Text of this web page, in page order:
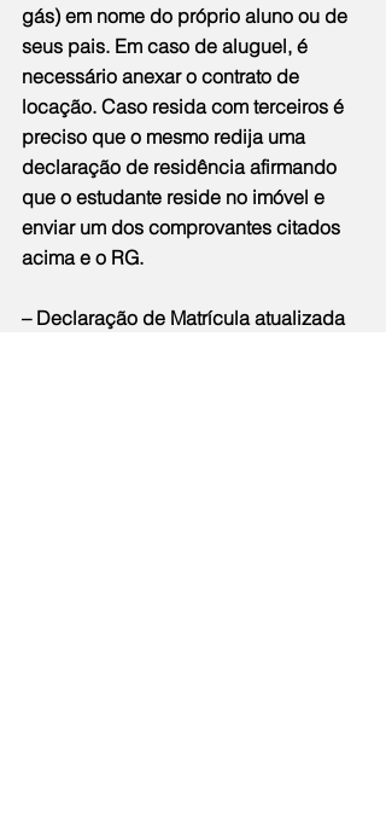
gás) em nome do próprio aluno ou de
seus pais. Em caso de aluguel, é
necessário anexar o contrato de
locação. Caso resida com terceiros é
preciso que o mesmo redija uma
declaração de residência afirmando
que o estudante reside no imóvel e
enviar um dos comprovantes citados
acima e o RG.
– Declaração de Matrícula atualizada